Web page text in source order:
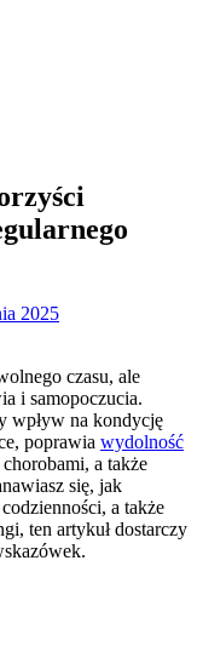
2025
czasu, ale
i samopoczucia.
wpływ na kondycję
poprawia wydolność
a także
się, jak
a także
ten artykuł dostarczy